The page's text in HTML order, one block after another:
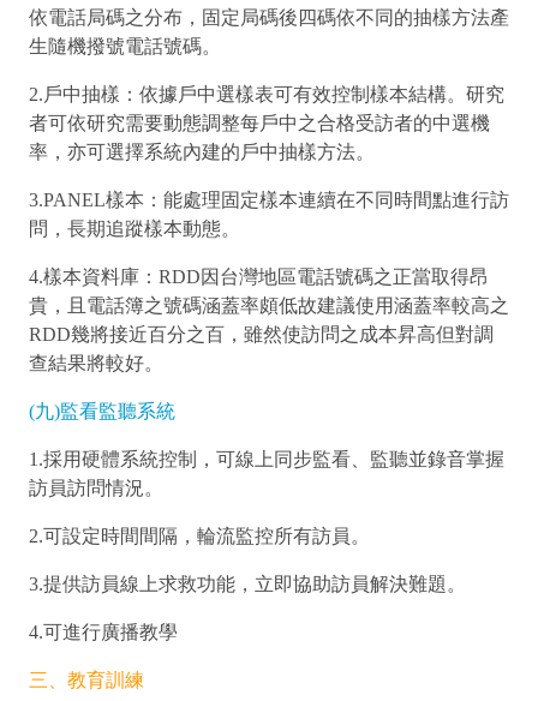
依電話局碼之分布，固定局碼後四碼依不同的抽樣方法產
生隨機撥號電話號碼。
2.戶中抽樣：依據戶中選樣表可有效控制樣本結構。研究
者可依研究需要動態調整每戶中之合格受訪者的中選機
率，亦可選擇系統內建的戶中抽樣方法。
3.PANEL樣本：能處理固定樣本連續在不同時間點進行訪
問，長期追蹤樣本動態。
4.樣本資料庫：RDD因台灣地區電話號碼之正當取得昂
貴，且電話簿之號碼涵蓋率頗低故建議使用涵蓋率較高之
RDD幾將接近百分之百，雖然使訪問之成本昇高但對調
查結果將較好。
(九)監看監聽系統
1.採用硬體系統控制，可線上同步監看、監聽並錄音掌握
訪員訪問情況。
2.可設定時間間隔，輪流監控所有訪員。
3.提供訪員線上求救功能，立即協助訪員解決難題。
4.可進行廣播教學
三、教育訓練